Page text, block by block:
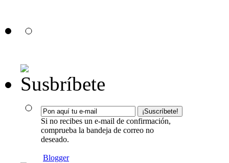
Si no recibes un e-mail de confirmación,
comprueba la bandeja de correo no
deseado.
Blogger